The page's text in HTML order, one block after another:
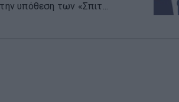
υπόθεση των «Σπιτ...